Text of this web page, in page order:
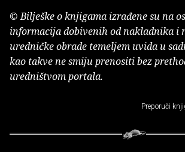
© Bilješke o knjigama izrađene su na
informacija dobivenih od nakladnika i
uredničke obrade temeljem uvida u
kao takve ne smiju prenositi bez
uredništvom portala.
Preporuči